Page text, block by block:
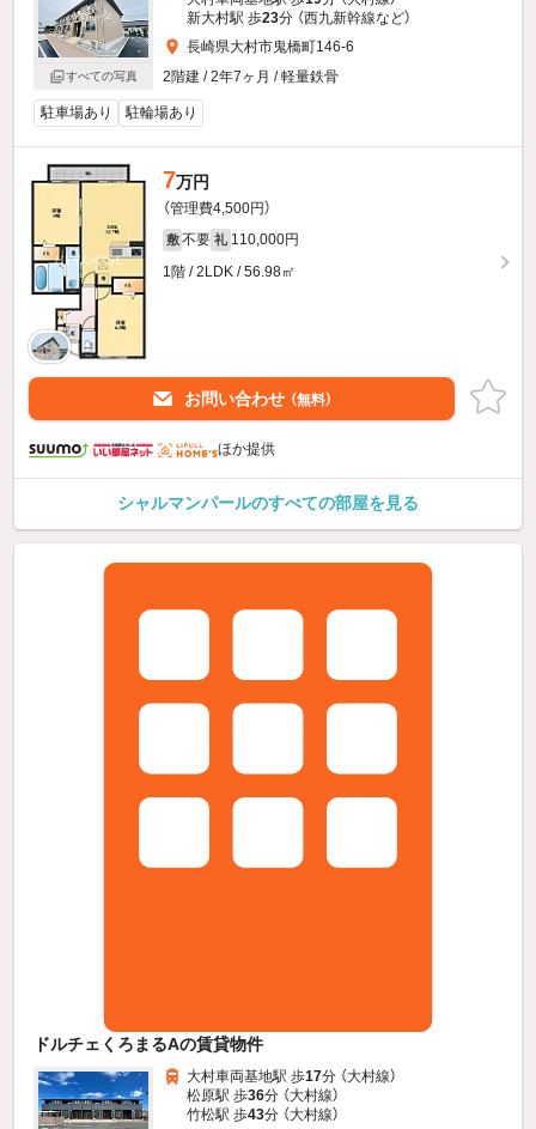
すべての写真
新大村駅 歩23分 （西九新幹線など）
長崎県大村市鬼橋町146-6
2階建 / 2年7ヶ月 / 軽量鉄骨
駐車場あり 駐輪場あり
7万円
（管理費4,500円）
敷 不要 礼 110,000円
1階 / 2LDK / 56.98㎡
お問い合わせ （無料）
ほか提供
シャルマンパールのすべての部屋を見る
ドルチェくろまるAの賃貸物件
大村車両基地駅 歩17分 （大村線）
松原駅 歩36分 （大村線）
竹松駅 歩43分 （大村線）